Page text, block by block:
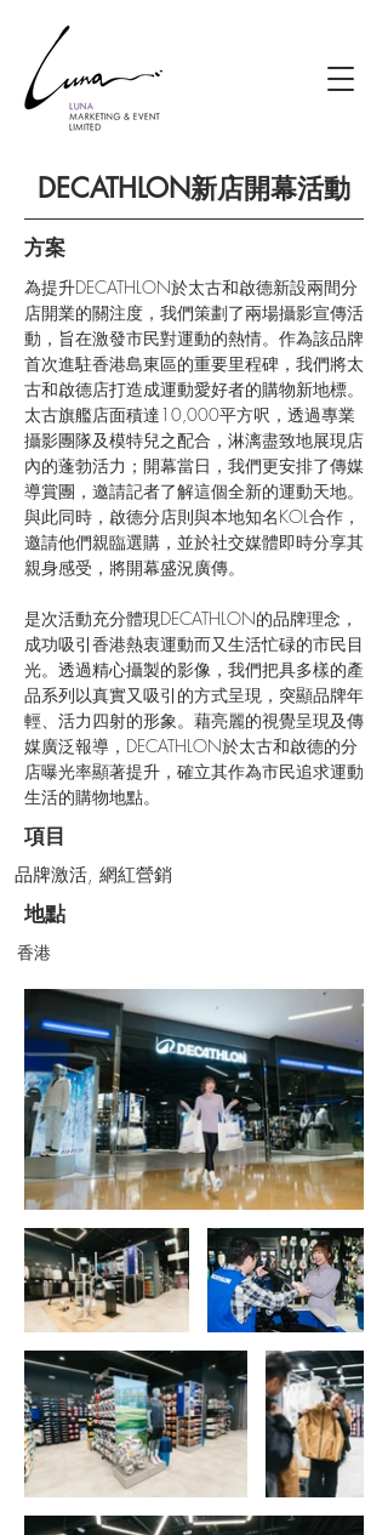
DECATHLON新店開幕活動
方案
為提升DECATHLON於太古和啟德新設兩間分
店開業的關注度，我們策劃了兩場攝影宣傳活
動，旨在激發市民對運動的熱情。作為該品牌
首次進駐香港島東區的重要里程碑，我們將太
古和啟德店打造成運動愛好者的購物新地標。
太古旗艦店面積達10,000平方呎，透過專業
攝影團隊及模特兒之配合，淋漓盡致地展現店
內的蓬勃活力；開幕當日，我們更安排了傳媒
導賞團，邀請記者了解這個全新的運動天地。
與此同時，啟德分店則與本地知名KOL合作，
邀請他們親臨選購，並於社交媒體即時分享其
親身感受，將開幕盛況廣傳。
是次活動充分體現DECATHLON的品牌理念，
成功吸引香港熱衷運動而又生活忙碌的市民目
光。透過精心攝製的影像，我們把具多樣的產
品系列以真實又吸引的方式呈現，突顯品牌年
輕、活力四射的形象。藉亮麗的視覺呈現及傳
媒廣泛報導，DECATHLON於太古和啟德的分
店曝光率顯著提升，確立其作為市民追求運動
生活的購物地點。
項目
品牌激活, 網紅營銷
地點
香港